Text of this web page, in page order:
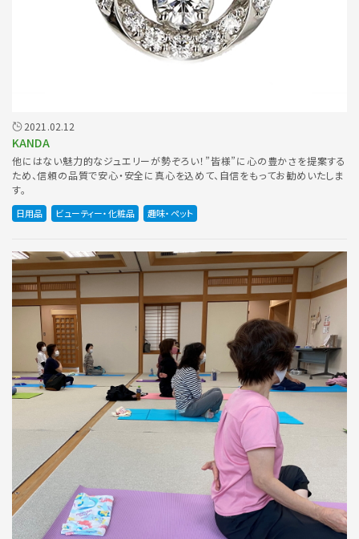
2021.02.12
KANDA
他にはない魅力的なジュエリーが勢ぞろい！”皆様”に心の豊かさを提案する
ため、信頼の品質で安心・安全に真心を込めて、自信をもってお勧めいたしま
す。
日用品 ビューティー・化粧品 趣味・ペット